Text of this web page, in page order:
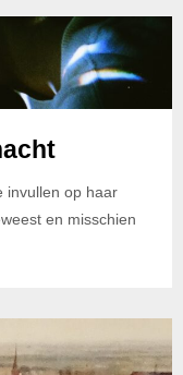
invullen op haar
en misschien